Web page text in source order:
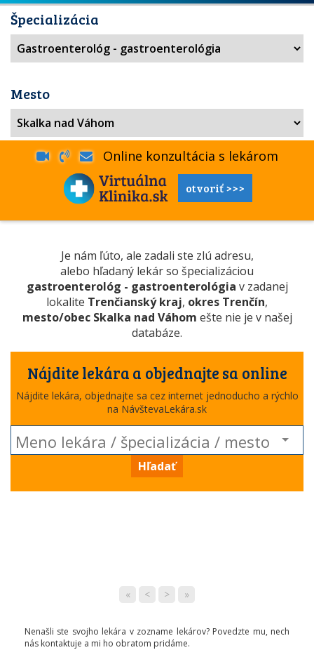
Špecializácia
Mesto
Online konzultácia s lekárom
otvoriť >>>
Je nám ľúto, ale zadali ste zlú adresu,
alebo hľadaný lekár so špecializáciou
gastroenterológ - gastroenterológia v zadanej
lokalite Trenčianský kraj, okres Trenčín,
mesto/obec Skalka nad Váhom ešte nie je v našej
databáze.
Nájdite lekára a objednajte sa online
Nájdite lekára, objednajte sa cez internet jednoducho a rýchlo
na NávštevaLekára.sk
Hľadať
« < > »
Nenašli ste svojho lekára v zozname lekárov? Povedzte mu, nech
nás kontaktuje a mi ho obratom pridáme.